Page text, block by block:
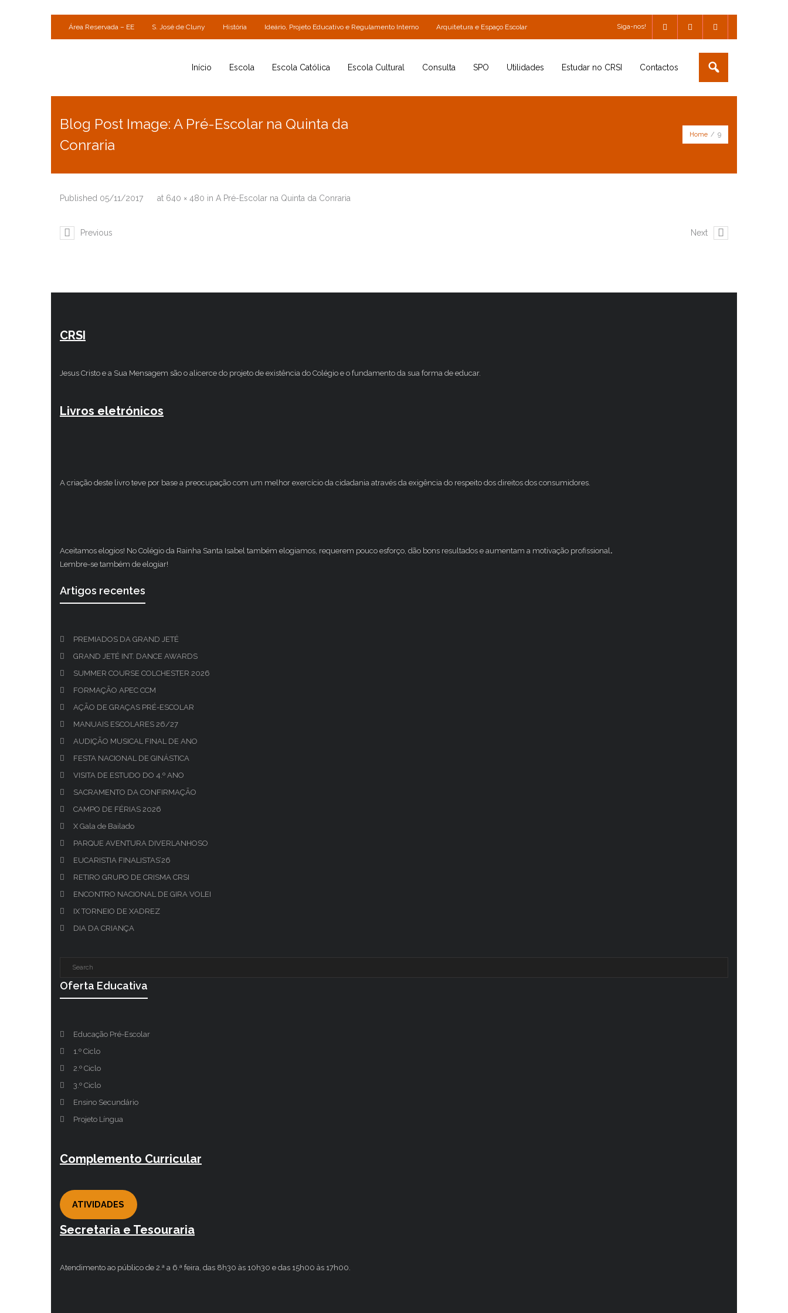
Área Reservada – EE S. José de Cluny História Ideário, Projeto Educativo e Regulamento Interno Arquitetura e Espaço Escolar Siga-nos!
Início Escola Escola Católica Escola Cultural Consulta SPO Utilidades Estudar no CRSI Contactos
Blog Post Image: A Pré-Escolar na Quinta da
Conraria
Home / 9
Published 05/11/2017 at 640 × 480 in A Pré-Escolar na Quinta da Conraria
Previous Next
CRSI
Jesus Cristo e a Sua Mensagem são o alicerce do projeto de existência do Colégio e o fundamento da sua forma de educar.
Livros eletrónicos
A criação deste livro teve por base a preocupação com um melhor exercício da cidadania através da exigência do respeito dos direitos dos consumidores.
Aceitamos elogios! No Colégio da Rainha Santa Isabel também elogiamos, requerem pouco esforço, dão bons resultados e aumentam a motivação profissional.
Lembre-se também de elogiar!
Artigos recentes
PREMIADOS DA GRAND JETÉ
GRAND JETÉ INT. DANCE AWARDS
SUMMER COURSE COLCHESTER 2026
FORMAÇÃO APEC CCM
AÇÃO DE GRAÇAS PRÉ-ESCOLAR
MANUAIS ESCOLARES 26/27
AUDIÇÃO MUSICAL FINAL DE ANO
FESTA NACIONAL DE GINÁSTICA
VISITA DE ESTUDO DO 4.º ANO
SACRAMENTO DA CONFIRMAÇÃO
CAMPO DE FÉRIAS 2026
X Gala de Bailado
PARQUE AVENTURA DIVERLANHOSO
EUCARISTIA FINALISTAS’26
RETIRO GRUPO DE CRISMA CRSI
ENCONTRO NACIONAL DE GIRA VOLEI
IX TORNEIO DE XADREZ
DIA DA CRIANÇA
Oferta Educativa
Educação Pré-Escolar
1.º Ciclo
2.º Ciclo
3.º Ciclo
Ensino Secundário
Projeto Língua
Complemento Curricular
ATIVIDADES
Secretaria e Tesouraria
Atendimento ao público de 2.ª a 6.ª feira, das 8h30 às 10h30 e das 15h00 às 17h00.